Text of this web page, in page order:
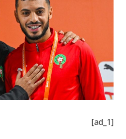
[ad_1]